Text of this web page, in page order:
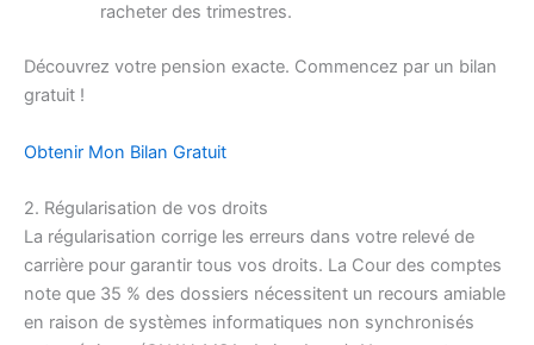
racheter des trimestres.
Découvrez votre pension exacte. Commencez par un bilan
gratuit !
Obtenir Mon Bilan Gratuit
2. Régularisation de vos droits
La régularisation corrige les erreurs dans votre relevé de
carrière pour garantir tous vos droits. La Cour des comptes
note que 35 % des dossiers nécessitent un recours amiable
en raison de systèmes informatiques non synchronisés